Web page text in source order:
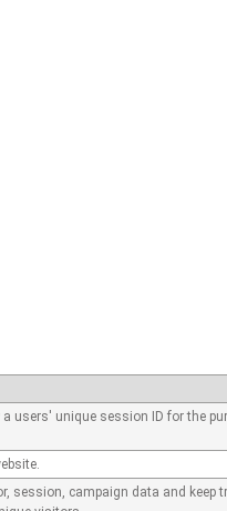
users' unique session ID for the
campaign data and